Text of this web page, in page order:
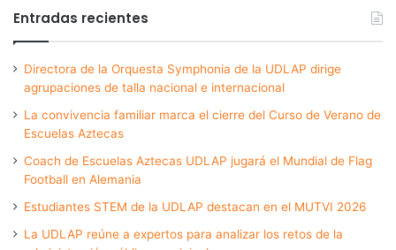
Entradas recientes
Directora de la Orquesta Symphonia de la UDLAP dirige
agrupaciones de talla nacional e internacional
La convivencia familiar marca el cierre del Curso de Verano de
Escuelas Aztecas
Coach de Escuelas Aztecas UDLAP jugará el Mundial de Flag
Football en Alemania
Estudiantes STEM de la UDLAP destacan en el MUTVI 2026
La UDLAP reúne a expertos para analizar los retos de la